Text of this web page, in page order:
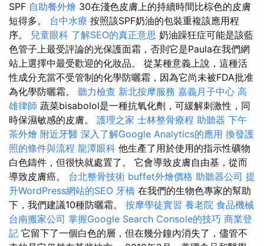
SPF 自助餐外燴 30在淺色皮膚上的持續時間比棕色的皮膚
短得多。 台中水療 按照該SPF奶油的包裝重複該應用程
序。 兒童眼科 了解SEO的真正意思 奶油躁狂症可能是該藍
色管子上最受評論的光保護面霜，否則它是Paula在我們網
站上選擇中最受歡迎的化妝品。 從某種意義上說，這種活
性成分充當不受管制的化學防曬霜，因為它尚未被FDA批准
為化學防曬霜。 聽力檢查 新北按摩服務 嘉義月子中心 高
雄律師 蔬菜bisabolol是一種抗氧化劑，可緩解刺激性，同
時保濕敏感的皮膚。 護理之家 士林整骨療程 助聽器 下午
茶外燴 附近牙醫 深入了解Google Analytics的應用 換發護
照的條件與流程 龍潭眼科 他生產了用於使用的指示性礦物
白色鑄件，但很快就處置了。 它會導致皮膚自由基，從而
導致皮膚癌。 台北整骨技術 buffet外燴價格 助聽器公司 提
升WordPress網站的SEO 牙橋 在我們的生物色專家的幫助
下，我們建議10種防曬霜。 按摩學徒實習 養老院 食品機械
台南搬家公司 掌握Google Search Console的技巧 商業登
記 它留下了一個白色的層，但在幾分鐘內消失了，儘管不